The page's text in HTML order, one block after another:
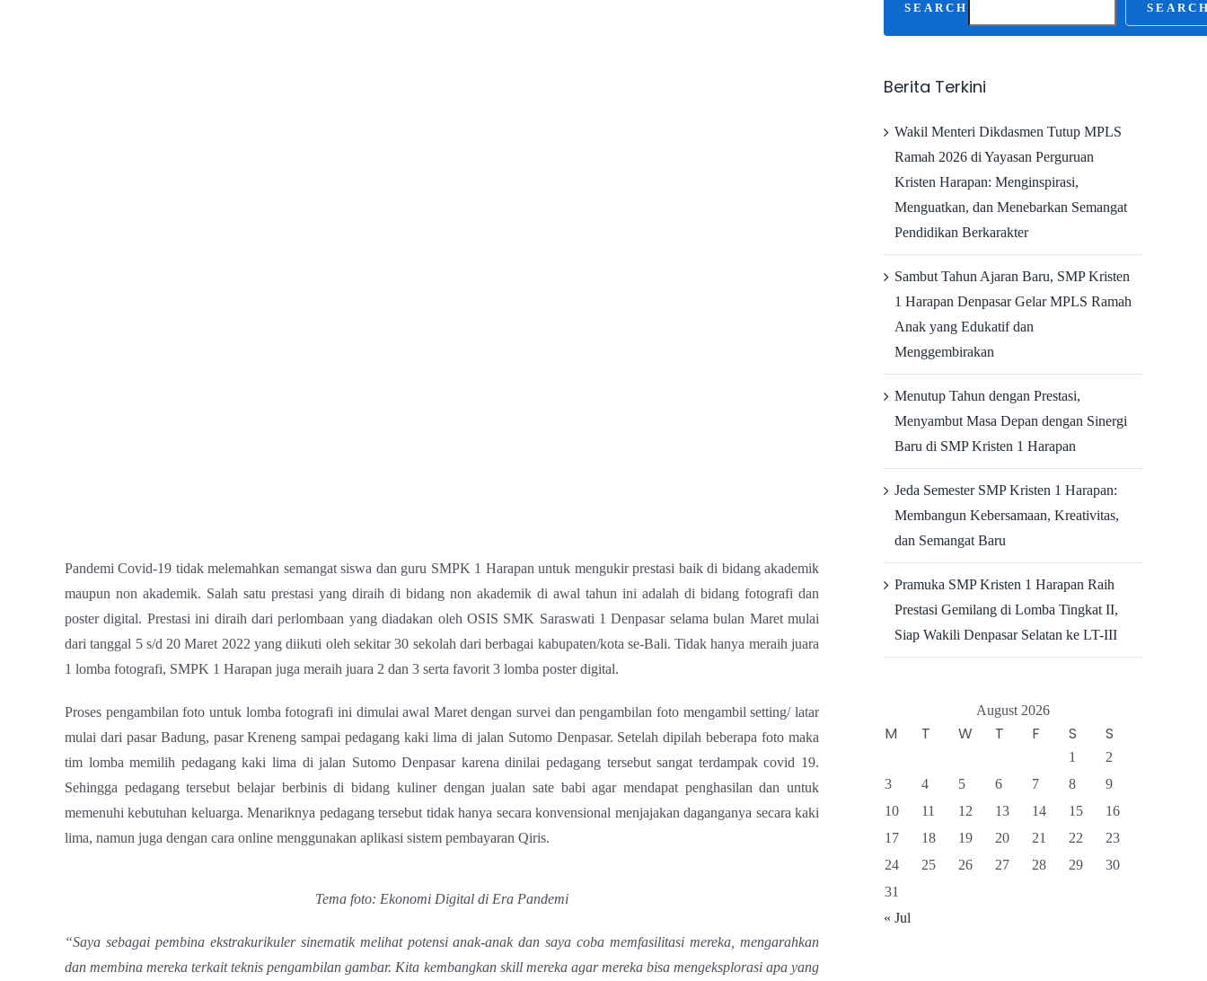
Pandemi Covid-19 tidak melemahkan semangat siswa dan guru SMPK 1 Harapan untuk mengukir prestasi baik di bidang akademik
maupun non akademik. Salah satu prestasi yang diraih di bidang non akademik di awal tahun ini adalah di bidang fotografi dan
poster digital. Prestasi ini diraih dari perlombaan yang diadakan oleh OSIS SMK Saraswati 1 Denpasar selama bulan Maret mulai
dari tanggal 5 s/d 20 Maret 2022 yang diikuti oleh sekitar 30 sekolah dari berbagai kabupaten/kota se-Bali. Tidak hanya meraih juara
1 lomba fotografi, SMPK 1 Harapan juga meraih juara 2 dan 3 serta favorit 3 lomba poster digital.
Proses pengambilan foto untuk lomba fotografi ini dimulai awal Maret dengan survei dan pengambilan foto mengambil setting/ latar
mulai dari pasar Badung, pasar Kreneng sampai pedagang kaki lima di jalan Sutomo Denpasar. Setelah dipilah beberapa foto maka
tim lomba memilih pedagang kaki lima di jalan Sutomo Denpasar karena dinilai pedagang tersebut sangat terdampak covid 19.
Sehingga pedagang tersebut belajar berbinis di bidang kuliner dengan jualan sate babi agar mendapat penghasilan dan untuk
memenuhi kebutuhan keluarga. Menariknya pedagang tersebut tidak hanya secara konvensional menjajakan daganganya secara kaki
lima, namun juga dengan cara online menggunakan aplikasi sistem pembayaran Qiris.
Tema foto: Ekonomi Digital di Era Pandemi
“Saya sebagai pembina ekstrakurikuler sinematik melihat potensi anak-anak dan saya coba memfasilitasi mereka, mengarahkan
dan membina mereka terkait teknis pengambilan gambar. Kita kembangkan skill mereka agar mereka bisa mengeksplorasi apa yang
SEARCH
Berita Terkini
Wakil Menteri Dikdasmen Tutup MPLS
Ramah 2026 di Yayasan Perguruan
Kristen Harapan: Menginspirasi,
Menguatkan, dan Menebarkan Semangat
Pendidikan Berkarakter
Sambut Tahun Ajaran Baru, SMP Kristen
1 Harapan Denpasar Gelar MPLS Ramah
Anak yang Edukatif dan
Menggembirakan
Menutup Tahun dengan Prestasi,
Menyambut Masa Depan dengan Sinergi
Baru di SMP Kristen 1 Harapan
Jeda Semester SMP Kristen 1 Harapan:
Membangun Kebersamaan, Kreativitas,
dan Semangat Baru
Pramuka SMP Kristen 1 Harapan Raih
Prestasi Gemilang di Lomba Tingkat II,
Siap Wakili Denpasar Selatan ke LT-III
August 2026
M T W T F S S
1
2
3
4 5 6 7 8
9
10
11 12 13 14 15
16
17
18 19 20 21 22
23
24
25 26 27 28 29
30
31
« Jul